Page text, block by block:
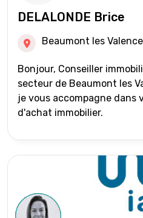
DELALONDE Brice
Beaumont les Valence
Bonjour, Conseiller immobilier du réseau IAD sur le
secteur de Beaumont les
je vous accompagne dans
d'achat immobilier.